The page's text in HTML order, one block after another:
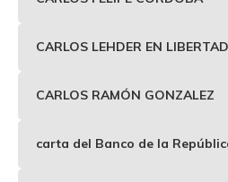
CARLOS LEHDER EN LIBERTAD
CARLOS RAMÓN GONZALEZ
carta del Banco de la